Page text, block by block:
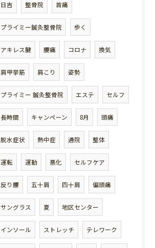
日吉 整骨院 首痛
プライミー鍼灸整骨院 歩く
アキレス腱 腰痛 コロナ 換気
肩甲挙筋 肩こり 姿勢
プライミー 鍼灸整骨院 エステ セルフ
長時間 キャンペーン 8月 頭痛
脱水症状 熱中症 通院 整体
運転 運動 悪化 セルフケア
反り腰 五十肩 四十肩 偏頭痛
サングラス 夏 地区センター
インソール ストレッチ テレワーク